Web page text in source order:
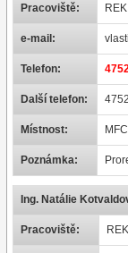
Pracoviště:
e-mail:
Telefon:
Další telefon:
Místnost:
Poznámka:
Ing. Natálie
Pracoviště: